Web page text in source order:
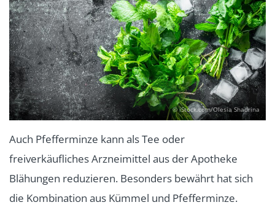
© iStock.com/Olesia Shadrina
Auch Pfefferminze kann als Tee oder
freiverkäufliches Arzneimittel aus der Apotheke
Blähungen reduzieren. Besonders bewährt hat sich
die Kombination aus Kümmel und Pfefferminze.